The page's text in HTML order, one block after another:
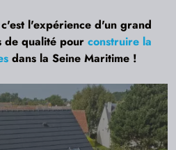
l'expérience d'un grand
de qualité pour construire la
dans la Seine Maritime !